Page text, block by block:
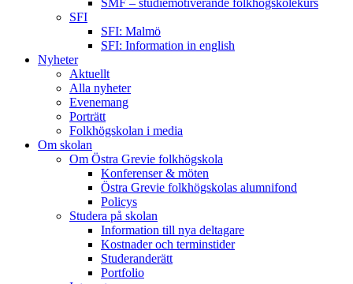
SMF – studiemotiverande folkhögskolekurs
SFI
SFI: Malmö
SFI: Information in english
Nyheter
Aktuellt
Alla nyheter
Evenemang
Porträtt
Folkhögskolan i media
Om skolan
Om Östra Grevie folkhögskola
Konferenser & möten
Östra Grevie folkhögskolas alumnifond
Policys
Studera på skolan
Information till nya deltagare
Kostnader och terminstider
Studeranderätt
Portfolio